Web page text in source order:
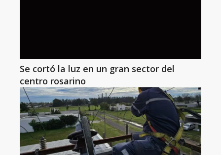
Se cortó la luz en un gran sector del
centro rosarino